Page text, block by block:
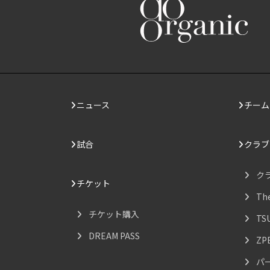
ニュース
試合
チケット
チケット購入
DREAM PASS
チーム
クラブ
ク
パ